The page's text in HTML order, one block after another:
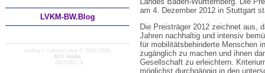
LVKM-BW.Blog
coding + custom cms © 2002-2026
AD1 media
· 2625165 | 9
am 4. Dezember 2012 in Stuttgart
Die Preisträger 2012 zeichnet aus,
Jahren nachhaltig und intensiv
für mobilitätsbehinderte Menschen
zugänglich zu machen und ihnen
Gesellschaft zu erleichtern.
möglichst durchgängig in den